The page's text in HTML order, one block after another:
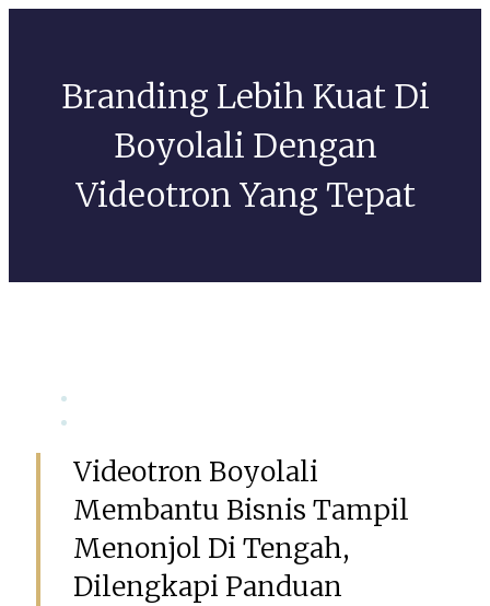
Branding Lebih Kuat Di
Boyolali Dengan
Videotron Yang Tepat
Videotron Boyolali
Membantu Bisnis Tampil
Menonjol Di Tengah,
Dilengkapi Panduan